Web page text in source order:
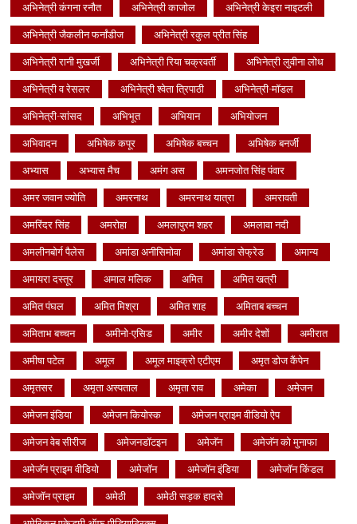
अभिनेत्री कंगना रनौत अभिनेत्री काजोल अभिनेत्री केइरा नाइटली
अभिनेत्री जैकलीन फर्नांडीज अभिनेत्री रकुल प्रीत सिंह
अभिनेत्री रानी मुखर्जी अभिनेत्री रिया चक्रवर्ती अभिनेत्री लुवीना लोध
अभिनेत्री व रेसलर अभिनेत्री श्वेता त्रिपाठी अभिनेत्री-मॉडल
अभिनेत्री-सांसद अभिभूत अभियान अभियोजन
अभिवादन अभिषेक कपूर अभिषेक बच्चन अभिषेक बनर्जी
अभ्यास अभ्यास मैच अमंग अस अमनजोत सिंह पंवार
अमर जवान ज्योति अमरनाथ अमरनाथ यात्रा अमरावती
अमरिंदर सिंह अमरोहा अमलापुरम शहर अमलावा नदी
अमलीनबोर्ग पैलेस अमांडा अनीसिमोवा अमांडा सेफ्रेड अमान्य
अमायरा दस्तूर अमाल मलिक अमित अमित खत्री
अमित पंघल अमित मिश्रा अमित शाह अमिताब बच्चन
अमिताभ बच्चन अमीनो-एसिड अमीर अमीर देशों अमीरात
अमीषा पटेल अमूल अमूल माइक्रो एटीएम अमृत डोज कैंपेन
अमृतसर अमृता अस्पताल अमृता राव अमेका अमेजन
अमेजन इंडिया अमेजन कियोस्क अमेजन प्राइम वीडियो ऐप
अमेजन वेब सीरीज अमेजनडॉटइन अमेजॅन अमेजॅन को मुनाफा
अमेजॅन प्राइम वीडियो अमेजॉन अमेजॉन इंडिया अमेजॉन किंडल
अमेजॉन प्राइम अमेठी अमेठी सड़क हादसे